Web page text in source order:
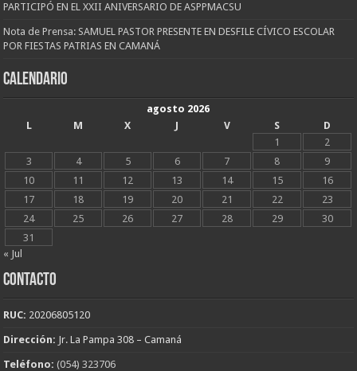
PARTICIPÓ EN EL XXII ANIVERSARIO DE ASPPMACSU
Nota de Prensa: SAMUEL PASTOR PRESENTE EN DESFILE CÍVICO ESCOLAR
POR FIESTAS PATRIAS EN CAMANÁ
CALENDARIO
agosto 2026
L
M X J V S
D
1
2
3
4 5 6 7 8
9
10
11 12 13 14 15
16
17
18 19 20 21 22
23
24
25 26 27 28 29
30
31
« Jul
CONTACTO
RUC: 20206805120
Dirección: Jr. La Pampa 308 – Camaná
Teléfono: (054) 323706